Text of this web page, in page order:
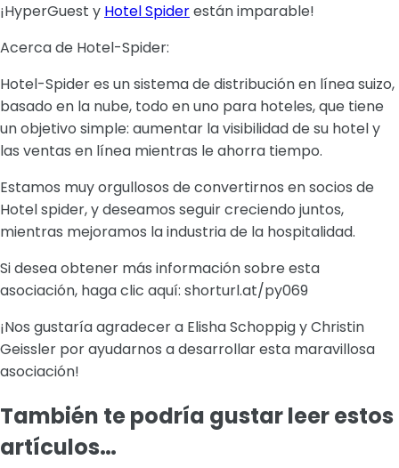
¡HyperGuest y Hotel Spiderestán imparable!
Acerca de Hotel-Spider:
Hotel-Spider es un sistema de distribución en línea suizo,
basado en la nube, todo en uno para hoteles, que tiene
un objetivo simple: aumentar la visibilidad de su hotel y
las ventas en línea mientras le ahorra tiempo.
Estamos muy orgullosos de convertirnos en socios de
Hotel spider, y deseamos seguir creciendo juntos,
mientras mejoramos la industria de la hospitalidad.
Si desea obtener más información sobre esta
asociación, haga clic aquí: shorturl.at/py069
¡Nos gustaría agradecer a Elisha Schoppig y Christin
Geissler por ayudarnos a desarrollar esta maravillosa
asociación!
También te podría gustar leer estos
artículos…